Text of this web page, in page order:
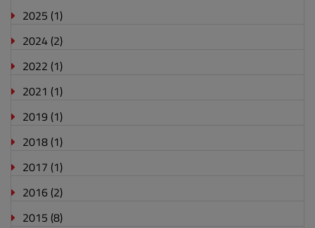
2025 (1)
2024 (2)
2022 (1)
2021 (1)
2019 (1)
2018 (1)
2017 (1)
2016 (2)
2015 (8)